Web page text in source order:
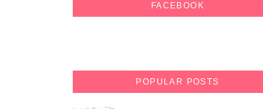
FACEBOOK
POPULAR POSTS